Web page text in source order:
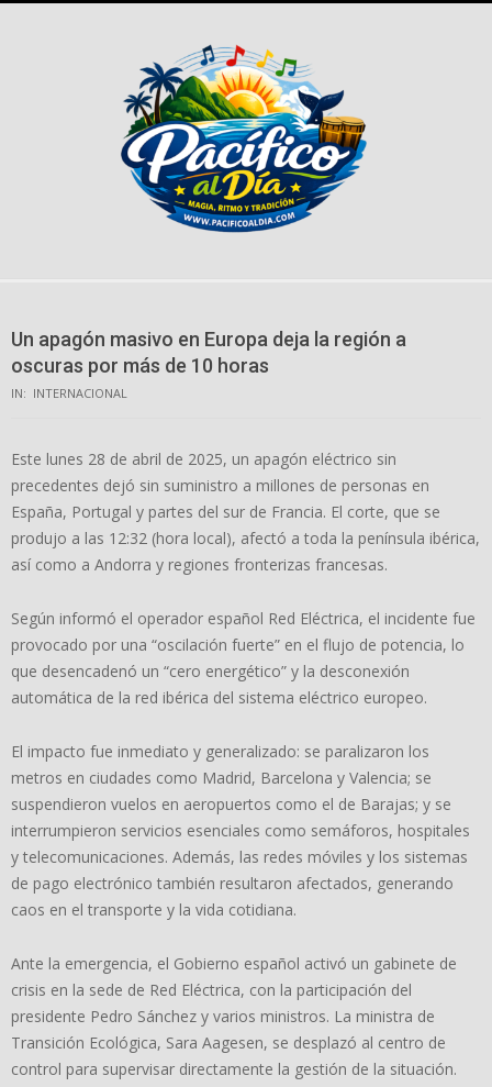
Un apagón masivo en Europa deja la región a
oscuras por más de 10 horas
IN: INTERNACIONAL
Este lunes 28 de abril de 2025, un apagón eléctrico sin
precedentes dejó sin suministro a millones de personas en
España, Portugal y partes del sur de Francia. El corte, que se
produjo a las 12:32 (hora local), afectó a toda la península ibérica,
así como a Andorra y regiones fronterizas francesas.
Según informó el operador español Red Eléctrica, el incidente fue
provocado por una “oscilación fuerte” en el flujo de potencia, lo
que desencadenó un “cero energético” y la desconexión
automática de la red ibérica del sistema eléctrico europeo.
El impacto fue inmediato y generalizado: se paralizaron los
metros en ciudades como Madrid, Barcelona y Valencia; se
suspendieron vuelos en aeropuertos como el de Barajas; y se
interrumpieron servicios esenciales como semáforos, hospitales
y telecomunicaciones. Además, las redes móviles y los sistemas
de pago electrónico también resultaron afectados, generando
caos en el transporte y la vida cotidiana.
Ante la emergencia, el Gobierno español activó un gabinete de
crisis en la sede de Red Eléctrica, con la participación del
presidente Pedro Sánchez y varios ministros. La ministra de
Transición Ecológica, Sara Aagesen, se desplazó al centro de
control para supervisar directamente la gestión de la situación.